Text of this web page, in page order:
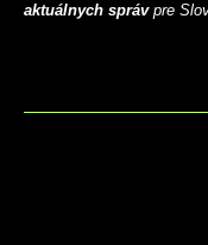
aktuálnych správpre